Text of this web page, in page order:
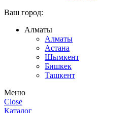
Ваш город:
Алматы
Алматы
Астана
Шымкент
Бишкек
Ташкент
Меню
Close
Каталог